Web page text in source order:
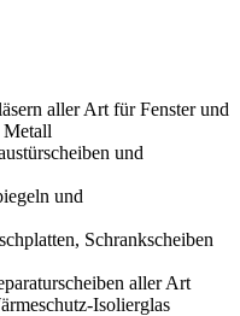
aller Art für Fenster und
und
und
Schrankscheiben
aller Art
Isolierglas